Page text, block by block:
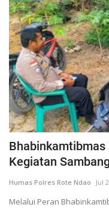
Bhabinkamtibmas
Kegiatan
Humas Polres Rote Ndao Jul
Melalui Peran